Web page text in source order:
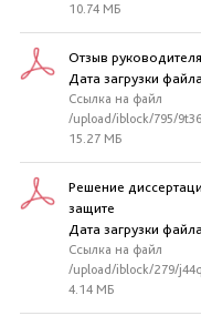
10.74 МБ
Отзыв руководителя
Дата загрузки
Ссылка на файл
/upload/iblock/795/
15.27 МБ
Решение
защите
Дата загрузки
Ссылка на файл
/upload/iblock/279/
4.14 МБ